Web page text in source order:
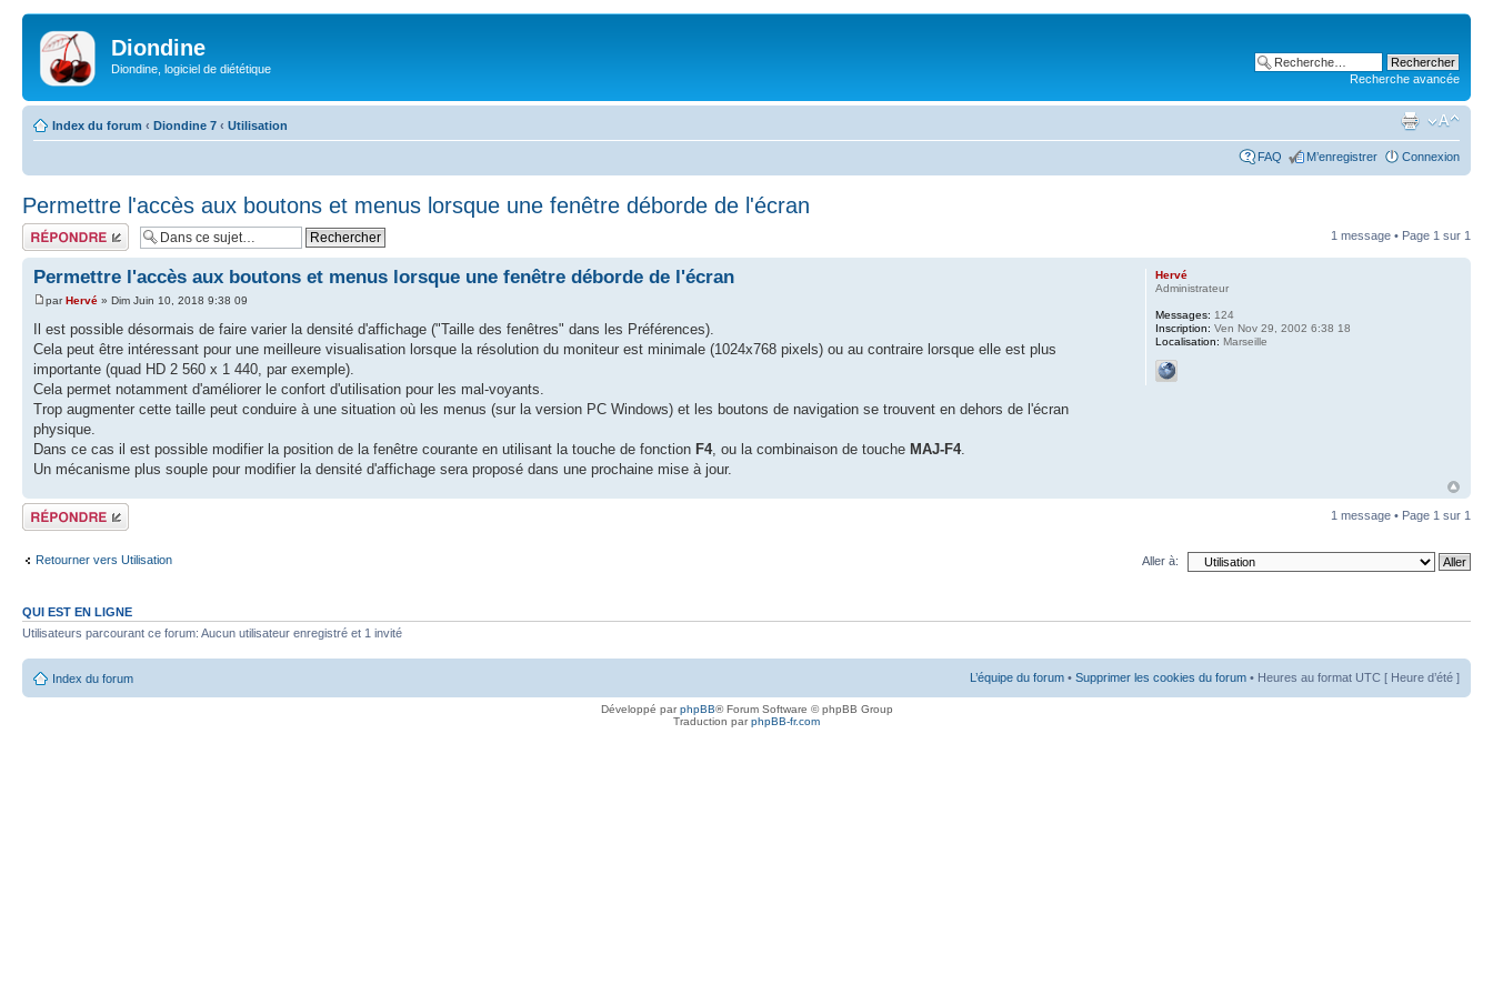
Diondine
Diondine, logiciel de diététique
Recherche avancée
Index du forum ‹ Diondine 7 ‹ Utilisation
FAQ M’enregistrer Connexion
Permettre l'accès aux boutons et menus lorsque une fenêtre déborde de l'écran
Répondre 1 message • Page 1 sur 1
Permettre l'accès aux boutons et menus lorsque une fenêtre déborde de l'écran
parHervé » Dim Juin 10, 2018 9:38 09
Il est possible désormais de faire varier la densité d'affichage ("Taille des fenêtres" dans les Préférences).
Cela peut être intéressant pour une meilleure visualisation lorsque la résolution du moniteur est minimale (1024x768 pixels) ou au contraire lorsque elle est plus
importante (quad HD 2 560 x 1 440, par exemple).
Cela permet notamment d'améliorer le confort d'utilisation pour les mal-voyants.
Trop augmenter cette taille peut conduire à une situation où les menus (sur la version PC Windows) et les boutons de navigation se trouvent en dehors de l'écran
physique.
Dans ce cas il est possible modifier la position de la fenêtre courante en utilisant la touche de fonction F4, ou la combinaison de touche MAJ-F4.
Un mécanisme plus souple pour modifier la densité d'affichage sera proposé dans une prochaine mise à jour.
Hervé
Administrateur
Messages: 124
Inscription: Ven Nov 29, 2002 6:38 18
Localisation: Marseille
Répondre 1 message • Page 1 sur 1
Retourner vers Utilisation Aller à:
QUI EST EN LIGNE
Utilisateurs parcourant ce forum: Aucun utilisateur enregistré et 1 invité
Index du forum L’équipe du forum • Supprimer les cookies du forum • Heures au format UTC [ Heure d’été ]
Développé parphpBB® Forum Software © phpBB Group
Traduction parphpBB-fr.com